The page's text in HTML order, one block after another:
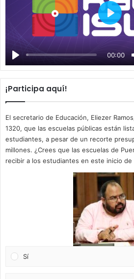
00:00
P
a
y
¡Participa aquí!
El secretario de Educación, Eliezer
1320, que las escuelas públicas están
estudiantes, a pesar de un recorte
millones. ¿Crees que las escuelas de
recibir a los estudiantes en este inicio de
Sí